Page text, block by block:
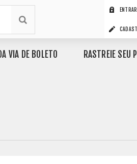
ENTRAR
VIA DE BOLETO RASTREIE SEU